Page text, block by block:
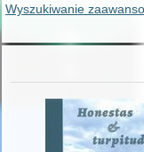
Wyszukiwanie